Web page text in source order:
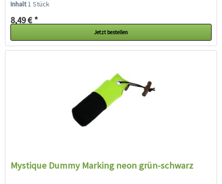
Inhalt1 Stück
8,49 € *
Jetzt bestellen
Mystique Dummy Marking neon grün-schwarz